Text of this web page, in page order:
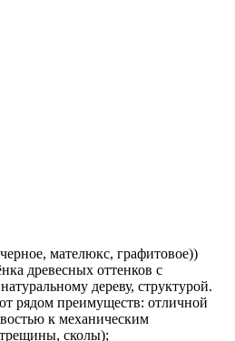
мателюкс, графитовое))
древесных оттенков с
дереву, структурой.
рядом преимуществ: отличной
к механическим
сколы);